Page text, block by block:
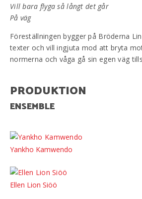
Vill bara flyga så långt det går
På väg
Föreställningen bygger på Bröderna
texter och vill ingjuta mod att bryta
normerna och våga gå sin egen väg
PRODUKTION
ENSEMBLE
Yankho Kamwendo
Ellen Lion Siöö